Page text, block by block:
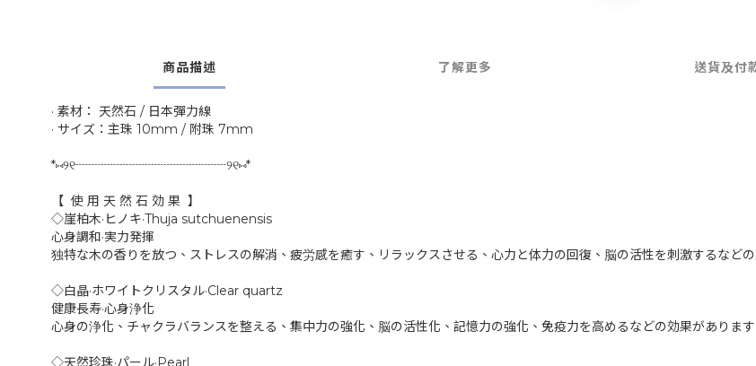
商品描述 了解更多 送貨及付
· 素材： 天然石 / 日本彈力線
· サイズ：主珠 10mm / 附珠 7mm
*⑅୨୧┈┈┈┈┈┈┈┈┈┈┈┈୨୧⑅*
【 使 用 天 然 石 効 果 】
◇崖柏木·ヒノキ·Thuja sutchuenensis
心身調和·実力発揮
独特な木の香りを放つ、ストレスの解消、疲労感を癒す、リラックスさせる、心力と体力の回復、脳の活性を刺激するなど
◇白晶·ホワイトクリスタル·Clear quartz
健康長寿·心身浄化
心身の浄化、チャクラバランスを整える、集中力の強化、脳の活性化、記憶力の強化、免疫力を高めるなどの効果があります
◇天然珍珠·パール·Pearl